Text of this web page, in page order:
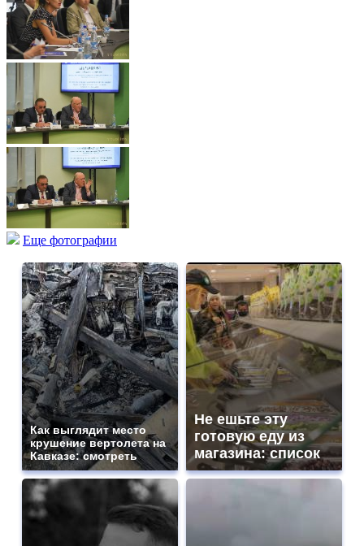
Еще фотографии
Как выглядит место
крушение вертолета на
Кавказе: смотреть
Не ешьте эту
готовую еду из
магазина: список